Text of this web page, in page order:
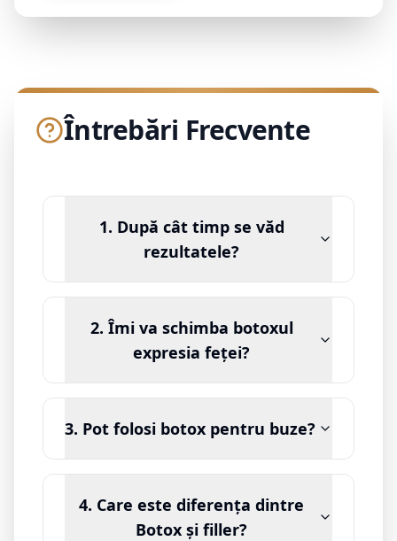
Întrebări Frecvente
1. După cât timp se văd
rezultatele?
2. Îmi va schimba botoxul
expresia feței?
3. Pot folosi botox pentru buze?
4. Care este diferența dintre
Botox și filler?